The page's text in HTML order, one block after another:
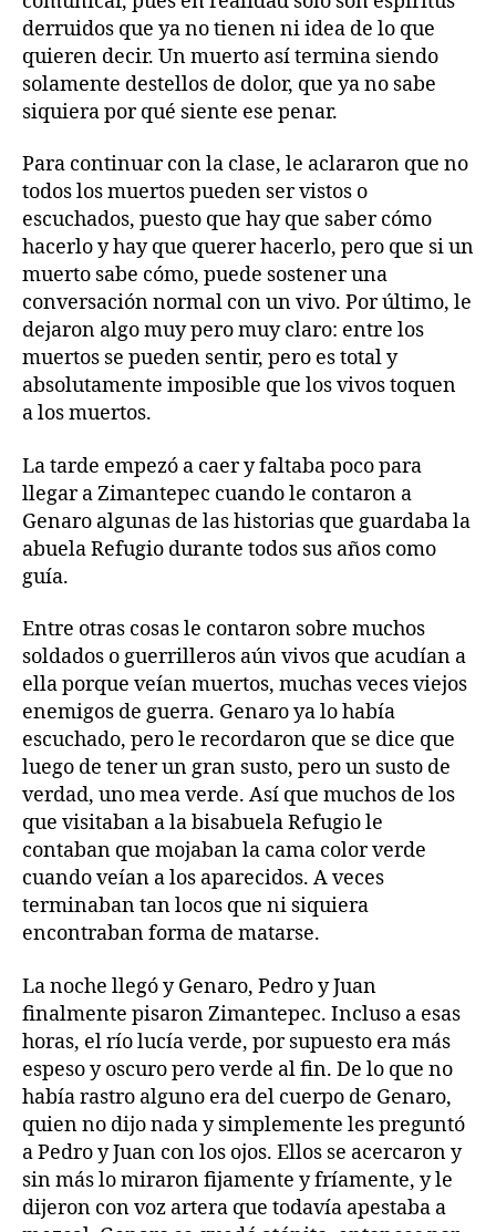
derruidos que ya no tienen ni idea de lo que
quieren decir. Un muerto así termina siendo
solamente destellos de dolor, que ya no sabe
siquiera por qué siente ese penar.
Para continuar con la clase, le aclararon que no
todos los muertos pueden ser vistos o
escuchados, puesto que hay que saber cómo
hacerlo y hay que querer hacerlo, pero que si un
muerto sabe cómo, puede sostener una
conversación normal con un vivo. Por último, le
dejaron algo muy pero muy claro: entre los
muertos se pueden sentir, pero es total y
absolutamente imposible que los vivos toquen
a los muertos.
La tarde empezó a caer y faltaba poco para
llegar a Zimantepec cuando le contaron a
Genaro algunas de las historias que guardaba la
abuela Refugio durante todos sus años como
guía.
Entre otras cosas le contaron sobre muchos
soldados o guerrilleros aún vivos que acudían a
ella porque veían muertos, muchas veces viejos
enemigos de guerra. Genaro ya lo había
escuchado, pero le recordaron que se dice que
luego de tener un gran susto, pero un susto de
verdad, uno mea verde. Así que muchos de los
que visitaban a la bisabuela Refugio le
contaban que mojaban la cama color verde
cuando veían a los aparecidos. A veces
terminaban tan locos que ni siquiera
encontraban forma de matarse.
La noche llegó y Genaro, Pedro y Juan
finalmente pisaron Zimantepec. Incluso a esas
horas, el río lucía verde, por supuesto era más
espeso y oscuro pero verde al fin. De lo que no
había rastro alguno era del cuerpo de Genaro,
quien no dijo nada y simplemente les preguntó
a Pedro y Juan con los ojos. Ellos se acercaron y
sin más lo miraron fijamente y fríamente, y le
dijeron con voz artera que todavía apestaba a